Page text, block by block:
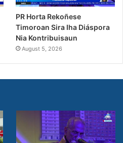
PR Horta Rekoñese
Timoroan Sira Iha Diáspora
Nia Kontribuisaun
August 5, 2026